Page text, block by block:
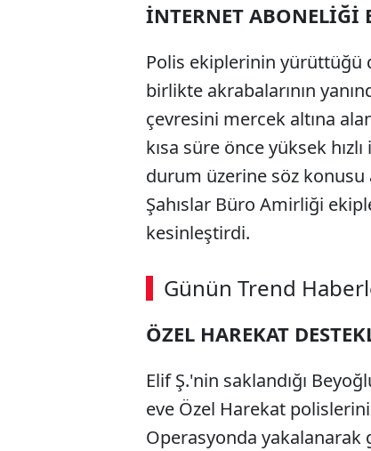
İNTERNET ABONELİĞİ
Polis ekiplerinin yürüttüğü
birlikte akrabalarının
çevresini mercek altına
kısa süre önce yüksek
durum üzerine söz
Şahıslar Büro Amirliği
kesinleştirdi.
Günün Trend
ÖZEL HAREKAT
Elif Ş.'nin saklandığı
eve Özel Harekat
Operasyonda yakalanarak